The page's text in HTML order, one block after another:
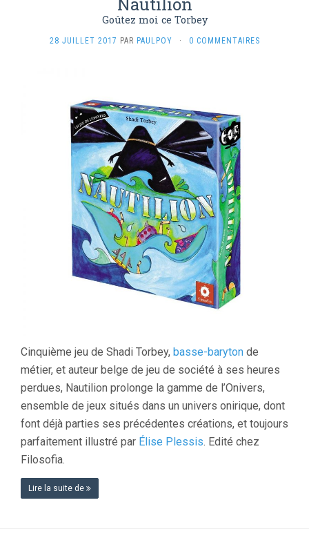
Goûtez moi ce Torbey
28 JUILLET 2017 PAR PAULPOY · 0 COMMENTAIRES
Cinquième jeu de Shadi Torbey, basse-baryton de
métier, et auteur belge de jeu de société à ses heures
perdues, Nautilion prolonge la gamme de l’Onivers,
ensemble de jeux situés dans un univers onirique, dont
font déjà parties ses précédentes créations, et toujours
parfaitement illustré par Élise Plessis. Edité chez
Filosofia.
Lire la suite de